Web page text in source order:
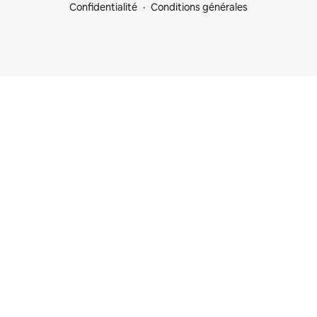
Confidentialité Conditions générales